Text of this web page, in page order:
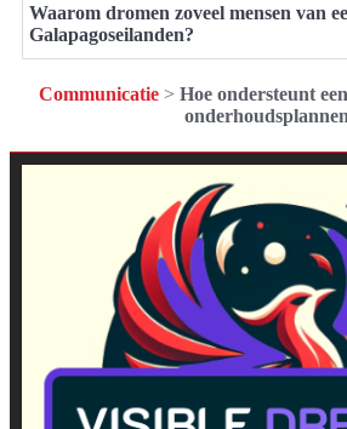
Waarom dromen zoveel mensen van
Galapagoseilanden?
Communicatie > Hoe ondersteunt